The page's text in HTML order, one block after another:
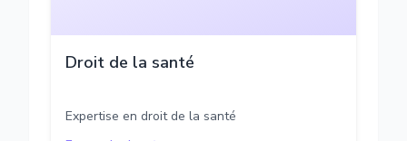
Droit de la santé
Expertise en droit de la santé